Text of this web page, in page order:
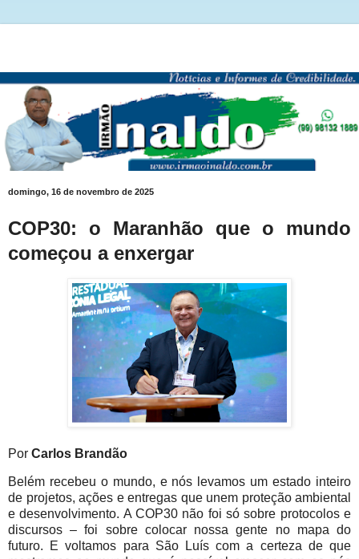
domingo, 16 de novembro de 2025
COP30: o Maranhão que o mundo
começou a enxergar
Por Carlos Brandão
Belém recebeu o mundo, e nós levamos um estado inteiro
de projetos, ações e entregas que unem proteção ambiental
e desenvolvimento. A COP30 não foi só sobre protocolos e
discursos – foi sobre colocar nossa gente no mapa do
futuro. E voltamos para São Luís com a certeza de que